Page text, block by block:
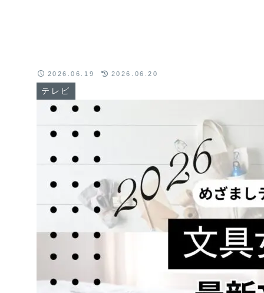
テレビ
2026.06.19 2026.06.20